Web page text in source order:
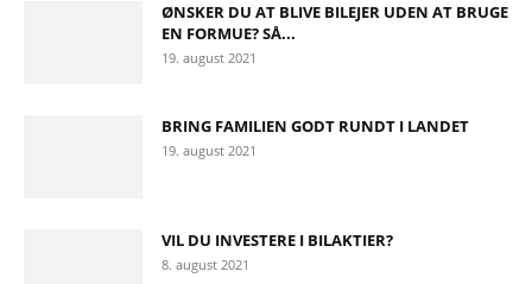
ØNSKER DU AT BLIVE BILEJER UDEN AT BRUGE
EN FORMUE? SÅ...
19. august 2021
BRING FAMILIEN GODT RUNDT I LANDET
19. august 2021
VIL DU INVESTERE I BILAKTIER?
8. august 2021